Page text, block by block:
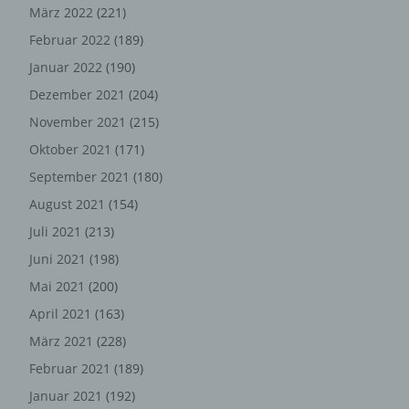
März 2022 (221)
Februar 2022 (189)
Januar 2022 (190)
Dezember 2021 (204)
November 2021 (215)
Oktober 2021 (171)
September 2021 (180)
August 2021 (154)
Juli 2021 (213)
Juni 2021 (198)
Mai 2021 (200)
April 2021 (163)
März 2021 (228)
Februar 2021 (189)
Januar 2021 (192)
könnte. Es erfolgt keine Weitergabe dieser erhobenen
Weitergabe nicht gesetzlich vorgeschrieben ist oder der
Rechtsverteidigung des für die Verarbeitung
Verantwortlichen dient.
Auttomatic zurückgegriffen. Gravatar gleicht Ihre Email-
Adresse ab und bildet – sofern Sie dort registriert sind –
Ihr Avatar-Bild neben dem Kommentar ab. Sollten Sie
beachten ist, dass alle registrierten WordPress-User
automatisch auch bei Gravatar registriert sind. Details zu
Gravatar:
Hosting
Leistungen dienen der Zurverfügungstellung der